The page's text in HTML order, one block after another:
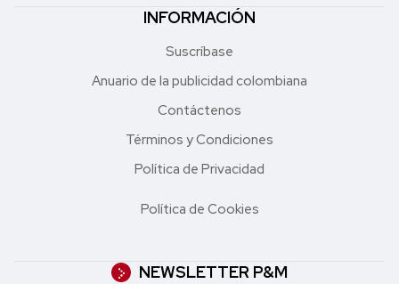
INFORMACIÓN
Suscríbase
Anuario de la publicidad colombiana
Contáctenos
Términos y Condiciones
Política de Privacidad
Política de Cookies
NEWSLETTER P&M